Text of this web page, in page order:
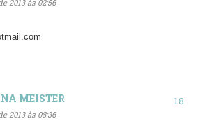
2013 às 02:56
MEISTER
2013 às 08:36